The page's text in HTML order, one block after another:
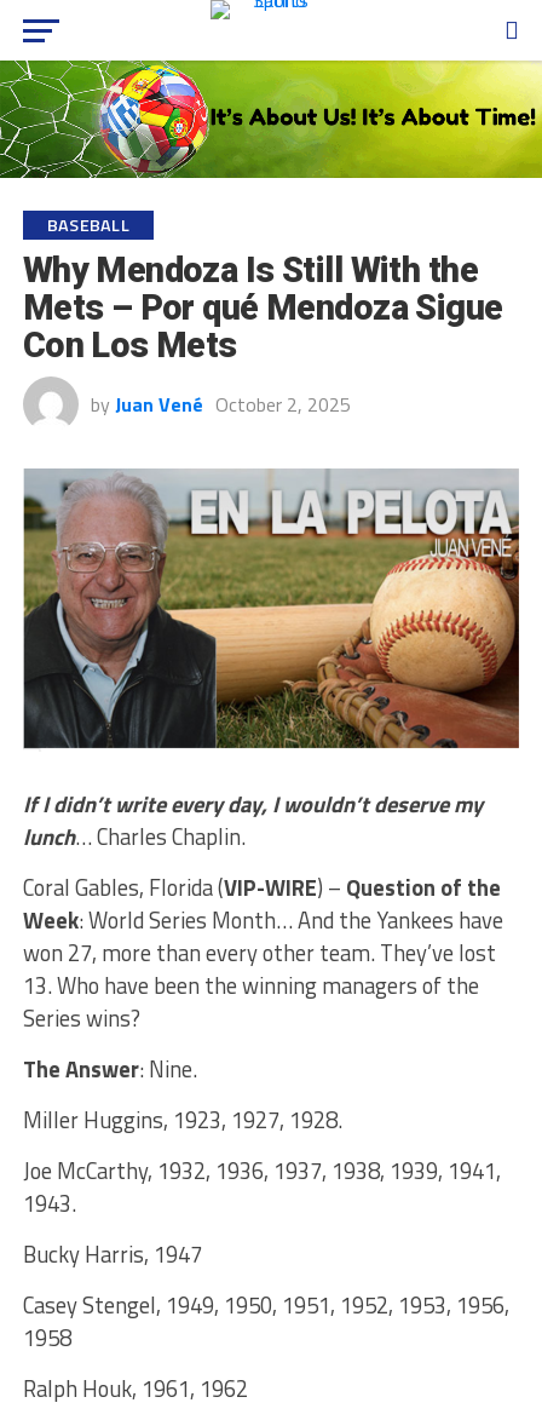
BASEBALL
Why Mendoza Is Still With the
Mets – Por qué Mendoza Sigue
Con Los Mets
by Juan Vené October 2, 2025
If I didn’t write every day, I wouldn’t deserve my
lunch… Charles Chaplin.
Coral Gables, Florida (VIP-WIRE) – Question of the
Week: World Series Month… And the Yankees have
won 27, more than every other team. They’ve lost
13. Who have been the winning managers of the
Series wins?
The Answer: Nine.
Miller Huggins, 1923, 1927, 1928.
Joe McCarthy, 1932, 1936, 1937, 1938, 1939, 1941,
1943.
Bucky Harris, 1947
Casey Stengel, 1949, 1950, 1951, 1952, 1953, 1956,
1958
Ralph Houk, 1961, 1962